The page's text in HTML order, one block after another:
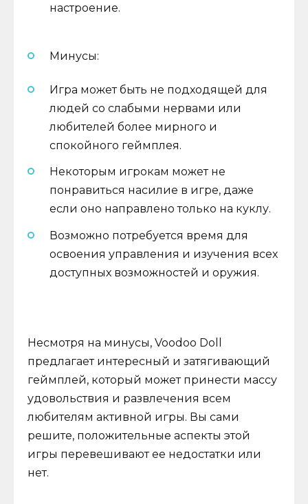
настроение.
Минусы:
Игра может быть не подходящей для
людей со слабыми нервами или
любителей более мирного и
спокойного геймплея.
Некоторым игрокам может не
понравиться насилие в игре, даже
если оно направлено только на куклу.
Возможно потребуется время для
освоения управления и изучения всех
доступных возможностей и оружия.
Несмотря на минусы, Voodoo Doll
предлагает интересный и затягивающий
геймплей, который может принести массу
удовольствия и развлечения всем
любителям активной игры. Вы сами
решите, положительные аспекты этой
игры перевешивают ее недостатки или
нет.